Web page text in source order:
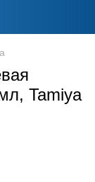
Tamiya